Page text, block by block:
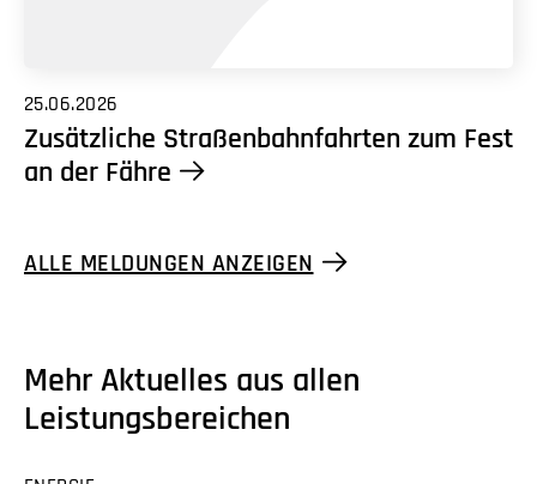
25.06.2026
Zusätzliche Straßenbahnfahrten zum Fest
an der Fähre
ALLE MELDUNGEN ANZEIGEN
Mehr Aktuelles aus allen
Leistungsbereichen